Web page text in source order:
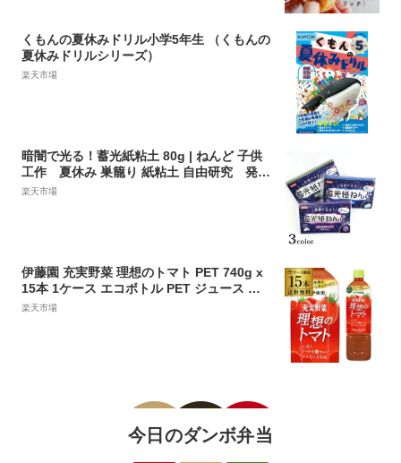
くもんの夏休みドリル小学5年生 （くもんの
夏休みドリルシリーズ）
楽天市場
暗闇で光る！蓄光紙粘土 80g | ねんど 子供
工作 夏休み 巣籠り 紙粘土 自由研究 発光
日本製 蓄光粘土 蓄光 粘土
楽天市場
伊藤園 充実野菜 理想のトマト PET 740g x
15本 1ケース エコボトル PET ジュース ド
リンク 野菜 とまと トマト 野菜ジュース RS
楽天市場
​今日のダンボ弁当